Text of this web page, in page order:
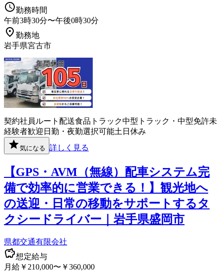
勤務時間
午前3時30分〜午後0時30分
勤務地
岩手県宮古市
契約社員 ルート配送食品 トラック中型トラック・中型免許未
経験者歓迎 日勤・夜勤選択可能土日休み
気になる 詳しく見る
【GPS・AVM（無線）配車システム完
備で効率的に営業できる！】観光地へ
の送迎・日常の移動をサポートするタ
クシードライバー｜岩手県盛岡市
県都交通有限会社
想定給与
月給￥210,000〜￥360,000